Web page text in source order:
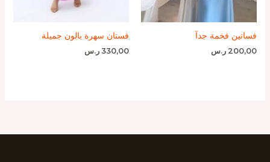
فساتين فخمة جدآ
200,00 ر.س
فستان سهرة بالون جميلة
330,00 ر.س